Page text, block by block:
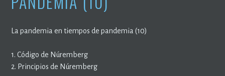
La pandemia en tiempos de pandemia (10)
1. Código de Núremberg
2. Principios de Núremberg